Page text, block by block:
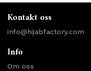
Kontakt oss
info@hijabfactory.com
Info
Om oss